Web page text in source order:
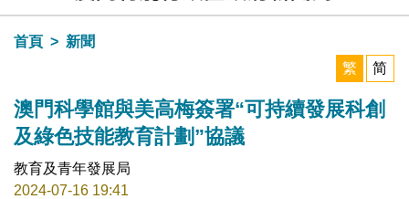
目錄
首頁
新聞
繁
简
澳門科學館與美高梅簽署“可持續發展科創
及綠色技能教育計劃”協議
教育及青年發展局
2024-07-16 19:41